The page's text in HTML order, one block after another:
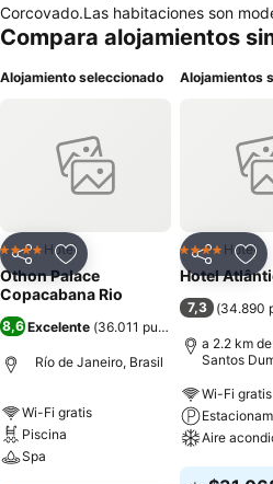
Corcovado.Las habitaciones son
acondicionado, mini-bar, TV por
insonorizadas y vistas al mar
una gran variedad de restaurantes,
bienestar con gimnasio, sauna y
de convenciones con lo ?ltimo en
12:00 horas
Compara alojamientos
Alojamiento seleccionado
CompartirAgregar a favoritos
4 EstrellasHotel
Othon Palace
Copacabana Rio
8,6 Excelente (36.011 puntuaciones
Río de Janeiro, Brasil
Wi-Fi gratis
Piscina
Spa
Alojamientos
Compartir
4 EstrellasHotel
Hotel
7,3 (34.890
a 2.2 km
Santos
Wi-Fi gratis
Aire